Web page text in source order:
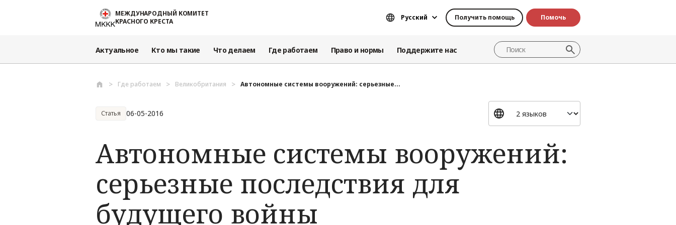
Перейти к основному содержаниюМЕЖДУНАРОДНЫЙ КОМИТЕТ
КРАСНОГО КРЕСТА
Русский Получить помощь Помочь
Актуальное Кто мы такие Что делаем Где работаем Право и нормы Поддержите нас
Где работаем Великобритания Автономные системы вооружений: cерьезные...
Статья 06-05-2016
Автономные системы вооружений:
cерьезные последствия для
будущего войны